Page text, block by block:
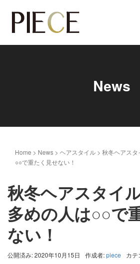
News
Home > News > ヘアスタイル > 秋冬ヘアスタ
○○で重たく見せない！
秋冬ヘアスタイ
多めの人は○○で
ない！
公開済み: 2020年10月15日 作成者:piece カテ